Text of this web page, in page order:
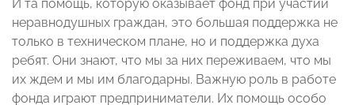
И та помощь, которую оказывает фонд при участии
неравнодушных граждан, это большая поддержка не
только в техническом плане, но и поддержка духа
ребят. Они знают, что мы за них переживаем, что мы
их ждем и мы им благодарны. Важную роль в работе
фонда играют предприниматели. Их помощь особо